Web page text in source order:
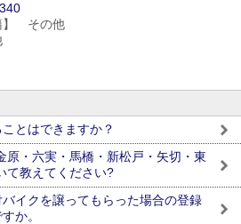
】 その他
とはできますか？
原・六実・馬橋・新松戸・矢切・東
て教えてください?
イクを譲ってもらった場合の登録
か。